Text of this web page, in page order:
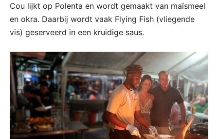
Cou lijkt op Polenta en wordt gemaakt van maïsmeel
en okra. Daarbij wordt vaak Flying Fish (vliegende
vis) geserveerd in een kruidige saus.